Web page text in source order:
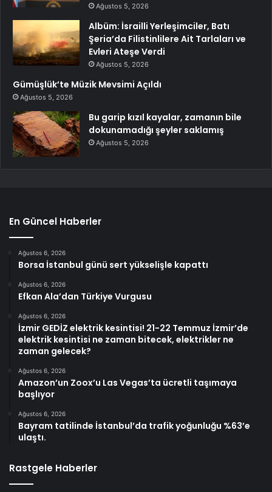
Ağustos 5, 2026
Albüm: İsrailli Yerleşimciler, Batı
Şeria’da Filistinlilere Ait Tarlaları ve
Evleri Ateşe Verdi
Ağustos 5, 2026
Gümüşlük’te Müzik Mevsimi Açıldı
Ağustos 5, 2026
Bu garip kızıl kayalar, zamanın bile
dokunamadığı şeyler saklamış
Ağustos 5, 2026
En Güncel Haberler
Ağustos 6, 2026
Borsa İstanbul günü sert yükselişle kapattı
Ağustos 6, 2026
Efkan Ala’dan Türkiye Vurgusu
Ağustos 6, 2026
İzmir GEDİZ elektrik kesintisi! 21-22 Temmuz İzmir’de
elektrik kesintisi ne zaman bitecek, elektrikler ne
zaman gelecek?
Ağustos 6, 2026
Amazon’un Zoox’u Las Vegas’ta ücretli taşımaya
başlıyor
Ağustos 6, 2026
Bayram tatilinde İstanbul’da trafik yoğunluğu %63’e
ulaştı.
Rastgele Haberler